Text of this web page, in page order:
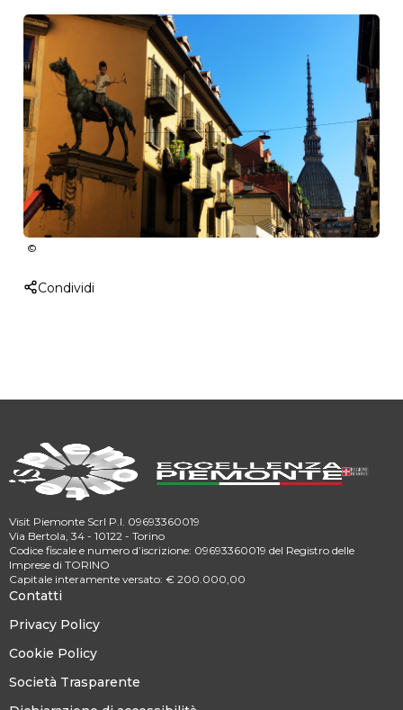
Condividi
Visit Piemonte Scrl P.I. 09693360019
Via Bertola, 34 - 10122 - Torino
Codice fiscale e numero d’iscrizione: 09693360019 del Registro delle
Imprese di TORINO
Capitale interamente versato: € 200.000,00
Contatti
Privacy Policy
Cookie Policy
Società Trasparente